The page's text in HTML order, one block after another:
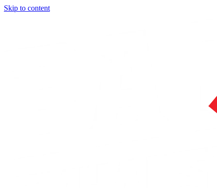
Skip to content